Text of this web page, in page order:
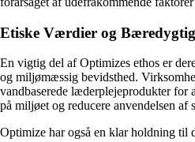
Etiske Værdier og
En vigtig del af Optimizes ethos er
og miljømæssig bevidsthed.
vandbaserede læderplejeprodukter for
på miljøet og reducere anvendelsen af
Optimize har også en klar holdning til